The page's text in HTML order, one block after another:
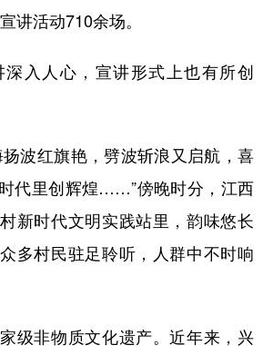
讲活动710余场。
入人心，宣讲形式上也有所创
波红旗艳，劈波斩浪又启航，喜
代里创辉煌……”傍晚时分，江西
新时代文明实践站里，韵味悠长
多村民驻足聆听，人群中不时响
非物质文化遗产。近年来，兴